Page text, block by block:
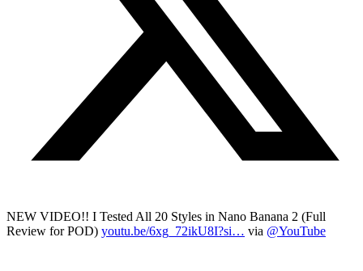
NEW VIDEO!! I Tested All 20 Styles in Nano Banana 2 (Full
Review for POD) youtu.be/6xg_72ikU8I?si… via @YouTube